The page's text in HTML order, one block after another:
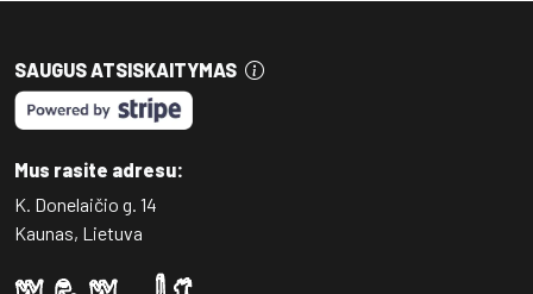
SAUGUS ATSISKAITYMAS
Mus rasite adresu:
K. Donelaičio g. 14
Kaunas, Lietuva